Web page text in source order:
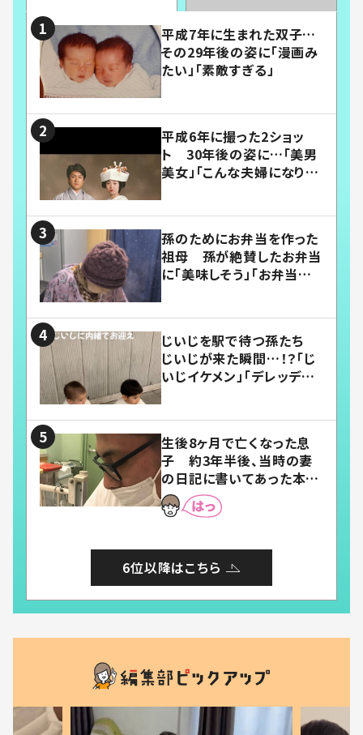
平成7年に生まれた双子…
その29年後の姿に「漫画み
たい」「素敵すぎる」
平成6年に撮った2ショッ
ト 30年後の姿に…「美男
美女」「こんな夫婦になりた
孫のためにお弁当を作った
祖母 孫が絶賛したお弁当
に「美味しそう」「お弁当すご
じいじを駅で待つ孫たち
じいじが来た瞬間…！？「じ
いじイケメン」「デレッデレ」
生後8ヶ月で亡くなった息
子 約3年半後、当時の妻
の日記に書いてあった本音
とは
6位以降はこちら